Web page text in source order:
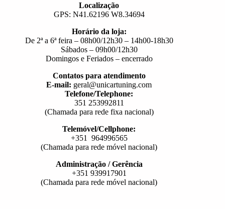
Localização
GPS: N41.62196 W8.34694
Horário da loja:
De 2ª a 6ª feira – 08h00/12h30 – 14h00-18h30
Sábados – 09h00/12h30
Domingos e Feriados – encerrado
Contatos para atendimento
E-mail: geral@unicartuning.com
Telefone/Telephone:
351 253992811
(Chamada para rede fixa nacional)
Telemóvel/Cellphone:
+351 964996565
(Chamada para rede móvel nacional)
Administração / Gerência
+351 939917901
(Chamada para rede móvel nacional)